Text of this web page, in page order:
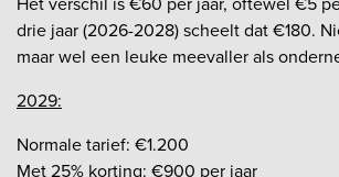
drie jaar (2026-2028) scheelt dat €180.
maar wel een leuke meevaller als
2029:
Normale tarief: €1.200
Met 25% korting: €900 per jaar